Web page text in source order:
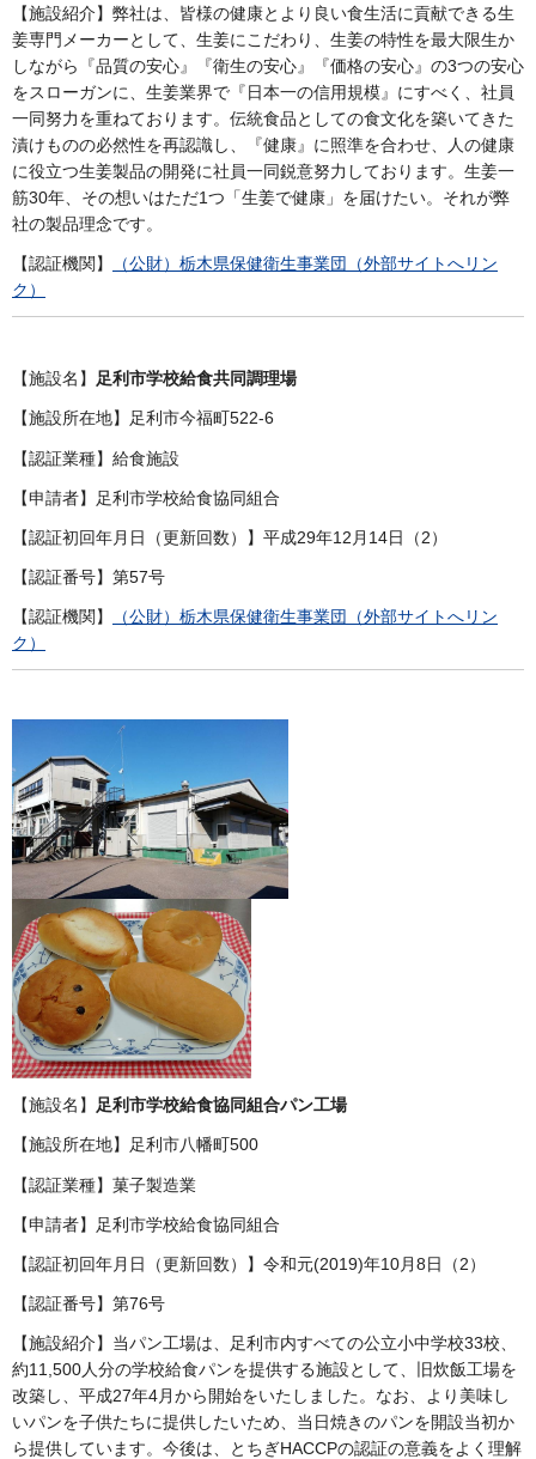
【施設紹介】弊社は、皆様の健康とより良い食生活に貢献できる生
姜専門メーカーとして、生姜にこだわり、生姜の特性を最大限生か
しながら『品質の安心』『衛生の安心』『価格の安心』の3つの安心
をスローガンに、生姜業界で『日本一の信用規模』にすべく、社員
一同努力を重ねております。伝統食品としての食文化を築いてきた
漬けものの必然性を再認識し、『健康』に照準を合わせ、人の健康
に役立つ生姜製品の開発に社員一同鋭意努力しております。生姜一
筋30年、その想いはただ1つ「生姜で健康」を届けたい。それが弊
社の製品理念です。
【認証機関】
（公財）栃木県保健衛生事業団（外部サイトへリン
ク）
【施設名】 足利市学校給食共同調理場
【施設所在地】足利市今福町522-6
【認証業種】給食施設
【申請者】足利市学校給食協同組合
【認証初回年月日（更新回数）】平成29年12月14日（2）
【認証番号】第57号
【認証機関】
（公財）栃木県保健衛生事業団（外部サイトへリン
ク）
【施設名】 足利市学校給食協同組合パン工場
【施設所在地】足利市八幡町500
【認証業種】菓子製造業
【申請者】足利市学校給食協同組合
【認証初回年月日（更新回数）】令和元(2019)年10月8日（2）
【認証番号】第76号
【施設紹介】当パン工場は、足利市内すべての公立小中学校33校、
約11,500人分の学校給食パンを提供する施設として、旧炊飯工場を
改築し、平成27年4月から開始をいたしました。なお、より美味し
いパンを子供たちに提供したいため、当日焼きのパンを開設当初か
ら提供しています。今後は、とちぎHACCPの認証の意義をよく理解